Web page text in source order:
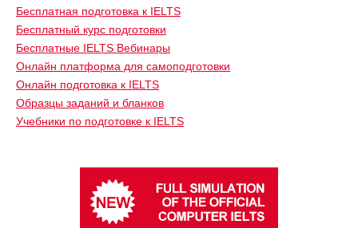
Бесплатная подготовка к IELTS
Бесплатный курс подготовки
Бесплатные IELTS Вебинары
Онлайн платформа для самоподготовки
Онлайн подготовка к IELTS
Образцы заданий и бланков
Учебники по подготовке к IELTS